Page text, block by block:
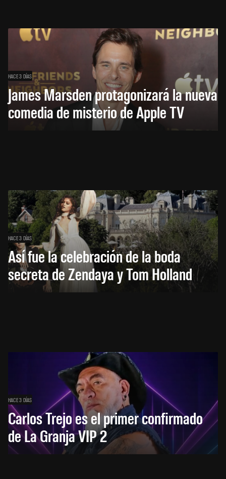
HACE 3 DÍAS
James Marsden protagonizará la nueva
comedia de misterio de Apple TV
HACE 3 DÍAS
Así fue la celebración de la boda
secreta de Zendaya y Tom Holland
HACE 3 DÍAS
Carlos Trejo es el primer confirmado
de La Granja VIP 2